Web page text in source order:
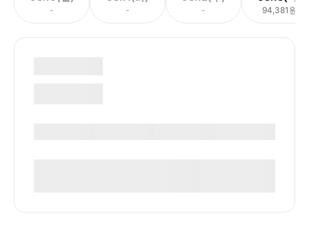
- - - 94,381원